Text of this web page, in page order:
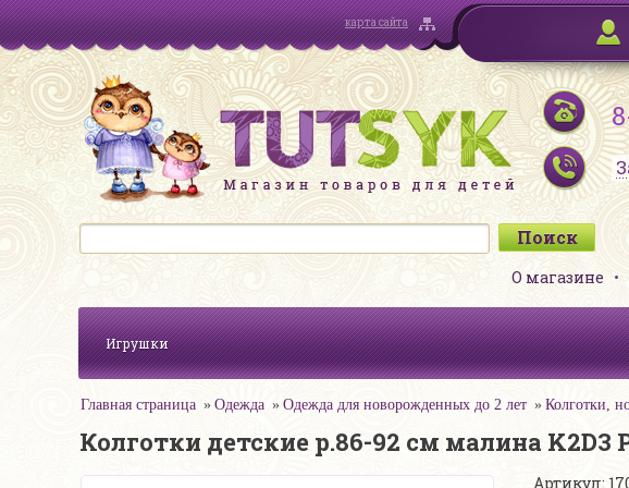
карта сайта
О магазине
Игрушки
Главная страница Одежда Одежда для новорожденных до 2 лет Колготки,
Колготки детские р.86-92 см малина K2D3
Артикул: